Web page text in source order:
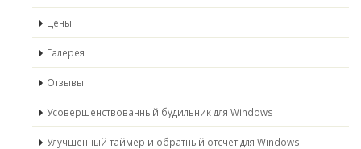
Цены
Галерея
Отзывы
Усовершенствованный будильник для Windows
Улучшенный таймер и обратный отсчет для Windows